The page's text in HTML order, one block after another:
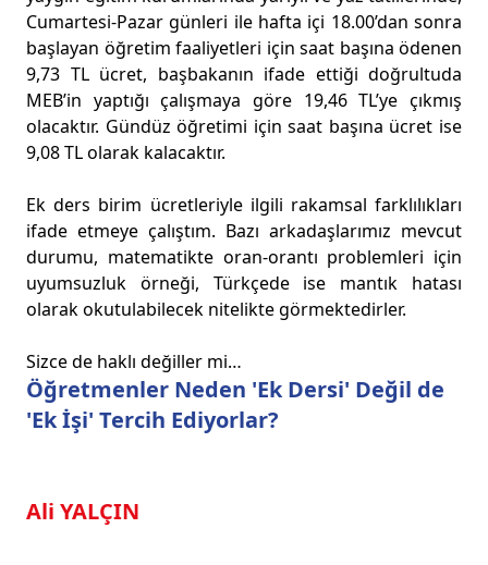
Öğretmenler Neden 'Ek Dersi' Değil de
'Ek İşi' Tercih Ediyorlar?
Ali YALÇIN
Cumartesi-Pazar günleri ile hafta içi 18.00’dan sonra
başlayan öğretim faaliyetleri için saat başına ödenen
9,73 TL ücret, başbakanın ifade ettiği doğrultuda
MEB’in yaptığı çalışmaya göre 19,46 TL’ye çıkmış
olacaktır. Gündüz öğretimi için saat başına ücret ise
9,08 TL olarak kalacaktır.
Ek ders birim ücretleriyle ilgili rakamsal farklılıkları
ifade etmeye çalıştım. Bazı arkadaşlarımız mevcut
durumu, matematikte oran-orantı problemleri için
uyumsuzluk örneği, Türkçede ise mantık hatası
olarak okutulabilecek nitelikte görmektedirler.
Sizce de haklı değiller mi…